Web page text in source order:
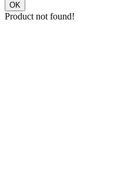
OK
Product not found!